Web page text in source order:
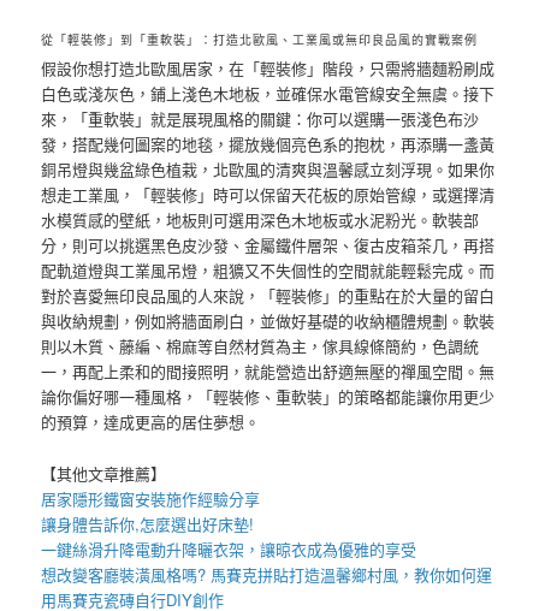
從「輕裝修」到「重軟裝」：打造北歐風、工業風或無印良品風的實戰案例
假設你想打造北歐風居家，在「輕裝修」階段，只需將牆麵粉刷成
白色或淺灰色，鋪上淺色木地板，並確保水電管線安全無虞。接下
來，「重軟裝」就是展現風格的關鍵：你可以選購一張淺色布沙
發，搭配幾何圖案的地毯，擺放幾個亮色系的抱枕，再添購一盞黃
銅吊燈與幾盆綠色植栽，北歐風的清爽與溫馨感立刻浮現。如果你
想走工業風，「輕裝修」時可以保留天花板的原始管線，或選擇清
水模質感的壁紙，地板則可選用深色木地板或水泥粉光。軟裝部
分，則可以挑選黑色皮沙發、金屬鐵件層架、復古皮箱茶几，再搭
配軌道燈與工業風吊燈，粗獷又不失個性的空間就能輕鬆完成。而
對於喜愛無印良品風的人來說，「輕裝修」的重點在於大量的留白
與收納規劃，例如將牆面刷白，並做好基礎的收納櫃體規劃。軟裝
則以木質、藤編、棉麻等自然材質為主，傢具線條簡約，色調統
一，再配上柔和的間接照明，就能營造出舒適無壓的禪風空間。無
論你偏好哪一種風格，「輕裝修、重軟裝」的策略都能讓你用更少
的預算，達成更高的居住夢想。
【其他文章推薦】
居家隱形鐵窗安裝施作經驗分享
讓身體告訴你,怎麼選出好床墊!
一鍵絲滑升降電動升降曬衣架 ，讓晾衣成為優雅的享受
想改變客廳裝潢風格嗎? 馬賽克拼貼打造溫馨鄉村風，教你如何運
用馬賽克瓷磚自行DIY創作